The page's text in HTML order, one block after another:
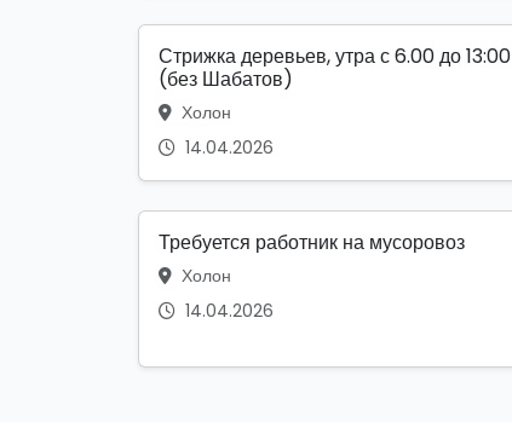
Стрижка деревьев, утра с 6.00 до 13:00
(без Шабатов)
Холон
14.04.2026
Требуется работник на мусоровоз
Холон
14.04.2026